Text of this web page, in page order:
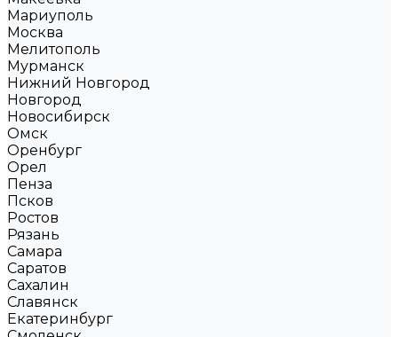
Мариуполь
Москва
Мелитополь
Мурманск
Нижний Новгород
Новгород
Новосибирск
Омск
Оренбург
Орел
Пенза
Псков
Ростов
Рязань
Самара
Саратов
Сахалин
Славянск
Екатеринбург